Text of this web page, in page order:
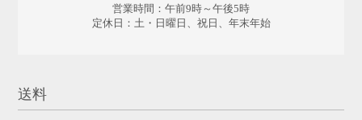
営業時間：午前9時～午後5時
定休日：土・日曜日、祝日、年末年始
送料